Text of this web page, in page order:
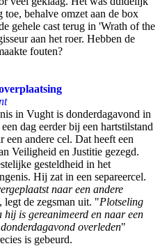
behalve omzet aan de box
gehele cast terug in 'Wrath of the
aan het roer. Hebben de
fouten?
in Vught is donderdagavond in
dag eerder bij een hartstilstand
een andere cel. Dat heeft een
Veiligheid en Justitie gezegd.
gesteldheid in het
Hij zat in een separeercel.
naar een andere
legt de zegsman uit. "Plotseling
is gereanimeerd en naar een
overleden"
is gebeurd.